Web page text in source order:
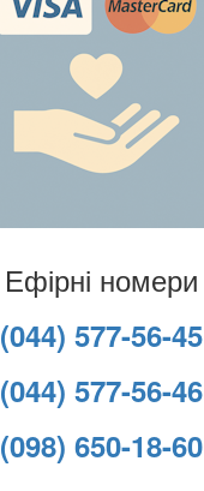
Ефірні номери
(044) 577-56-45
(044) 577-56-46
(098) 650-18-60